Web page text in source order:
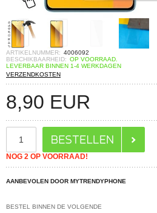
ARTIKELNUMMER: 4006092
BESCHIKBAARHEID: OP VOORRAAD.
LEVERBAAR BINNEN 1-4 WERKDAGEN
VERZENDKOSTEN
8,90 EUR
NOG 2 OP VOORRAAD!
AANBEVOLEN DOOR MYTRENDYPHONE
BESTEL BINNEN DE VOLGENDE